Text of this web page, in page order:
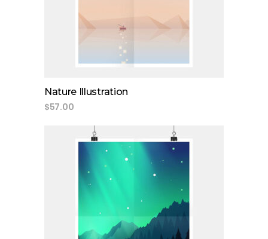
Nature Illustration
$57.00
add to cart